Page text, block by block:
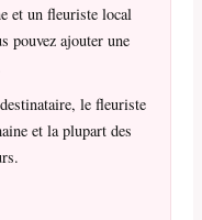
et un fleuriste local
pouvez ajouter une
le fleuriste
et la plupart des